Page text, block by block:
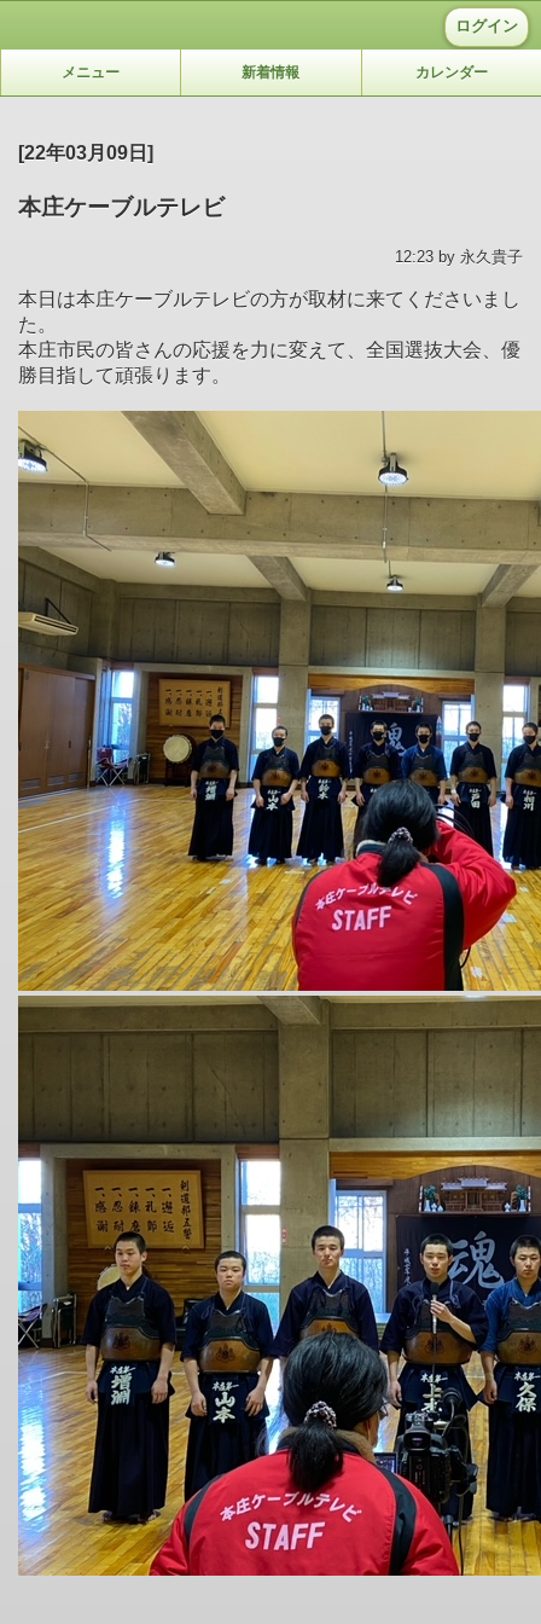
ログイン
メニュー 新着情報 カレンダー
[22年03月09日]
本庄ケーブルテレビ
12:23 by 永久貴子
本日は本庄ケーブルテレビの方が取材に来てくださいまし
た。
本庄市民の皆さんの応援を力に変えて、全国選抜大会、優
勝目指して頑張ります。